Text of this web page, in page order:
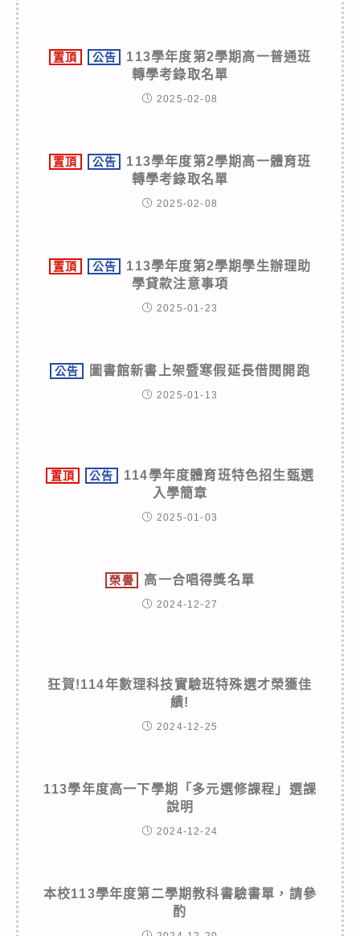
置頂 公告
113學年度第2學期高一普通班
轉學考錄取名單
2025-02-08
置頂 公告
113學年度第2學期高一體育班
轉學考錄取名單
2025-02-08
置頂 公告
113學年度第2學期學生辦理助
學貸款注意事項
2025-01-23
公告 圖書館新書上架暨寒假延長借閱開跑
2025-01-13
置頂 公告
114學年度體育班特色招生甄選
入學簡章
2025-01-03
榮譽 高一合唱得獎名單
2024-12-27
狂賀!114年數理科技實驗班特殊選才榮獲佳
績!
2024-12-25
113學年度高一下學期「多元選修課程」選課
說明
2024-12-24
本校113學年度第二學期教科書驗書單，請參
酌